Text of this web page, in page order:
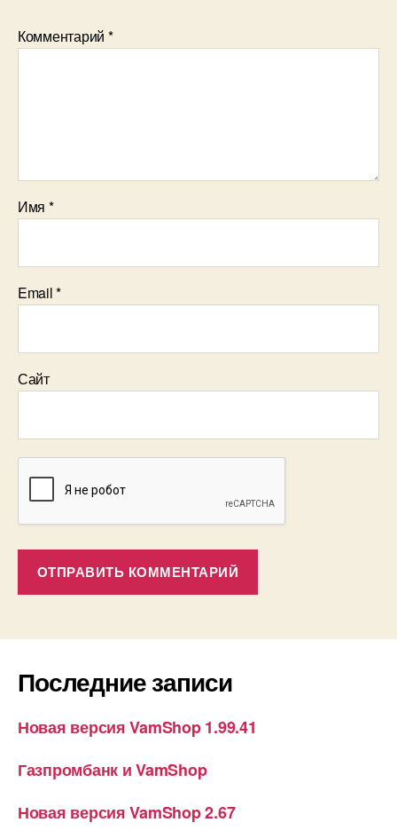
Комментарий *
Имя *
Email*
Сайт
Последние записи
Новая версия VamShop 1.99.41
Газпромбанк и VamShop
Новая версия VamShop 2.67